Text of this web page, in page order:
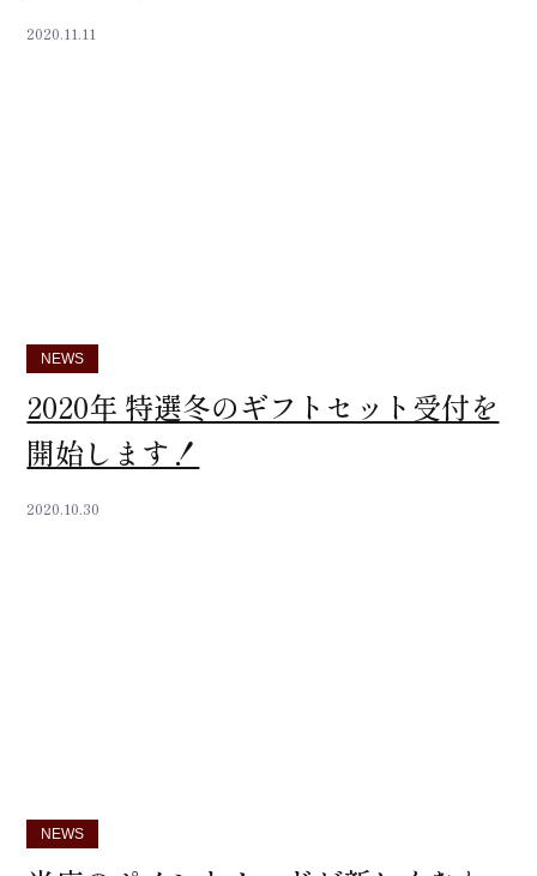
2020.11.11
NEWS
2020年 特選冬のギフトセット受付を
開始します！
2020.10.30
NEWS